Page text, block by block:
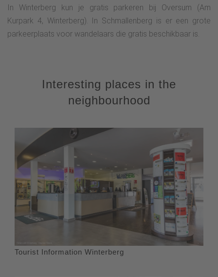
In Winterberg kun je gratis parkeren bij Oversum (Am
Kurpark 4, Winterberg). In Schmallenberg is er een grote
parkeerplaats voor wandelaars die gratis beschikbaar is.
Interesting places in the
neighbourhood
Tourist Information Winterberg